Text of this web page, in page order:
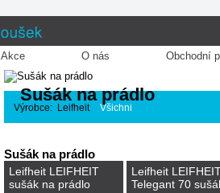
Akce O nás Obchodní
Sušák na prádlo
Výrobce: Leifheit Všichni
Sušák na prádlo
Leifheit LEIFHEIT
sušák na prádlo
Leifheit
Telegant 70